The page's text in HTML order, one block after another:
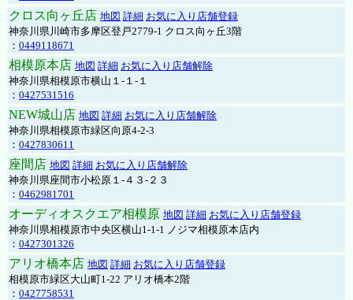
クロス向ヶ丘店 地図 詳細 お気に入り店舗登録
神奈川県川崎市多摩区登戸2779-1 クロス向ヶ丘3階
： 0449118671
相模原本店 地図 詳細 お気に入り店舗解除
神奈川県相模原市横山１-１-１
： 0427531516
NEW城山店 地図 詳細 お気に入り店舗解除
神奈川県相模原市緑区向原4-2-3
： 0427830611
座間店 地図 詳細 お気に入り店舗解除
神奈川県座間市小松原１-４３-２３
： 0462981701
オーディオスクエア相模原 地図 詳細 お気に入り店舗登録
神奈川県相模原市中央区横山1-1-1 ノジマ相模原本店内
： 0427301326
アリオ橋本店 地図 詳細 お気に入り店舗登録
相模原市緑区大山町1-22 アリオ橋本2階
： 0427758531